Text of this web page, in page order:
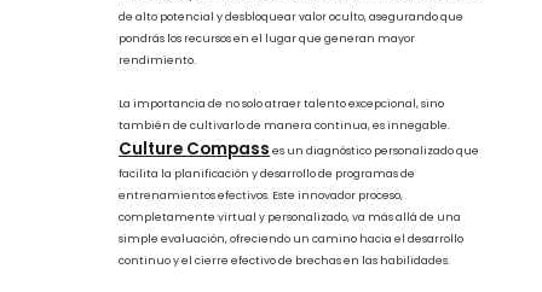
Medir.
Luego de medir sus habilidades
Rubin quería conocer su capacidad
de integración al equipo. El
empresario eligió utilizar una prueba
psicométrica de índice de cultura,
evaluando sus atributos
psicológicos, para medir su